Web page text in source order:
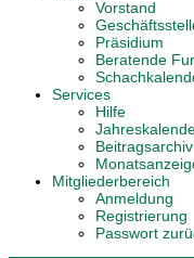
Vorstand
Präsidium
Beratende
Services
Hilfe
Beitragsarchiv
Mitgliederbereich
Anmeldung
Registrierung
Passwort